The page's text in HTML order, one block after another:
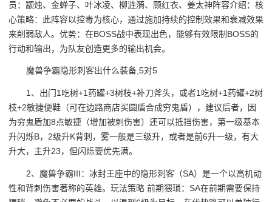
员：颛烛、金蝉子、叶冰凌、柳涟漪、顾红衣、姜太神阵容介绍：核
心策略：此阵容以控毒为核心，通过施加持续的控制效果和衰减效果
来削弱敌人。优势：在BOSS战中表现出色，能够有效限制BOSS的
行动和输出，为队友创造更多的输出机会。
魔兽争霸隐形刺客出什么装备,5对5
1、出门1吃树+1药罐+3树枝+补刀斧头，或者1吃树+1药罐+2树
枝+2敏捷便鞋（可在边路商店买圆盾合成穷鬼盾），建议后者，因
为穷鬼盾加8点敏捷（增加被刺伤害）还可以抵挡伤害，第一级基本
升闪烁B，2级升K背刺，雾一般是三级升，或者是前6升一级，有大
升大，主升23，但闪烁要优先满。
2、魔兽争霸III：冰封王座中的隐形刺客（SA）是一个以高机动
性和背刺伤害著称的英雄。玩法策略 前期猥琐：SA在前期需要保持